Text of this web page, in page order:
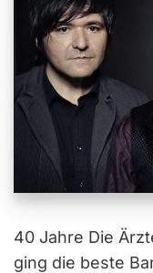
40 Jahre Die
ging die beste